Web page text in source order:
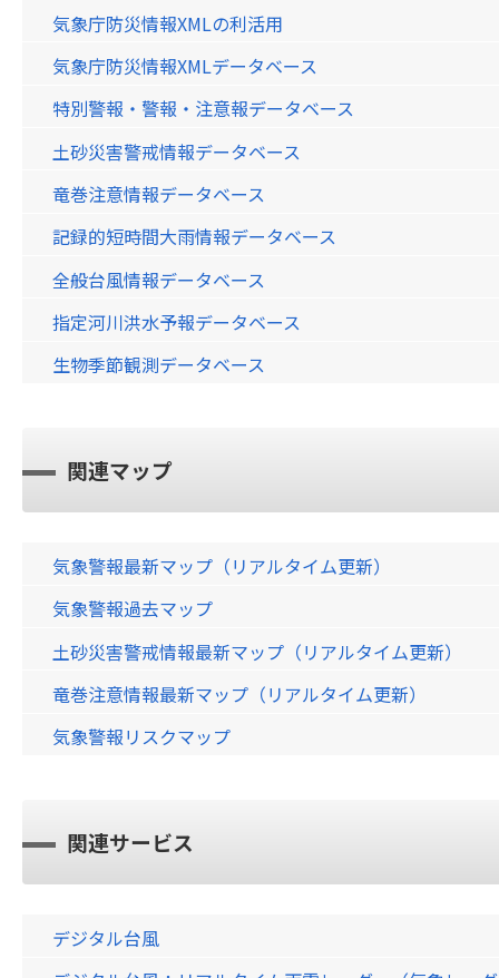
気象庁防災情報XMLの利活用
気象庁防災情報XMLデータベース
特別警報・警報・注意報データベース
土砂災害警戒情報データベース
竜巻注意情報データベース
記録的短時間大雨情報データベース
全般台風情報データベース
指定河川洪水予報データベース
生物季節観測データベース
関連マップ
気象警報最新マップ（リアルタイム更新）
気象警報過去マップ
土砂災害警戒情報最新マップ（リアルタイム更新）
竜巻注意情報最新マップ（リアルタイム更新）
気象警報リスクマップ
関連サービス
デジタル台風